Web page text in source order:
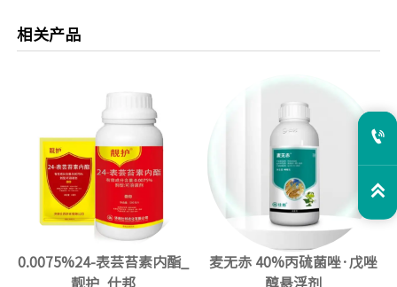
相关产品
0.0075%24-表芸苔素内酯_
靓护_仕邦
麦无赤 40%丙硫菌唑·戊唑
醇悬浮剂

